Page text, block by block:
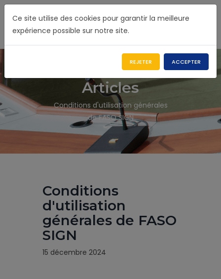
Articles
Conditions d'utilisation générales
de FASO SIGN
Conditions
d'utilisation
générales de FASO
SIGN
15 décembre 2024
Ce site utilise des cookies pour garantir la meilleure
expérience possible sur notre site.
REJETER ACCEPTER